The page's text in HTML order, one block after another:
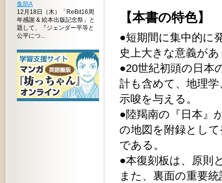
集部A
12月18日（木）「ReBit16周
年感謝 & 絵本出版記念祭」と
題して、『ジェンダー平等と
公平につ...
【本書の特色】
●短期間に集中的に
史上大きな意義が
●20世紀初頭の日本
計も含めて、地理
示唆を与える。
●陸羯南の『日本』
の地図を附録とし
である。
●本復刻板は、原則
また、裏面の重要